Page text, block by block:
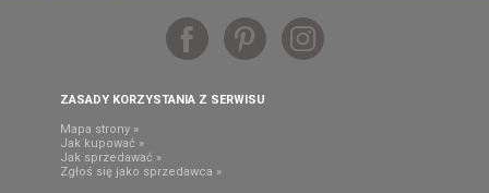
ZASADY KORZYSTANIA Z SERWISU
Mapa strony »
Jak kupować »
Jak sprzedawać »
Zgłoś się jako sprzedawca »